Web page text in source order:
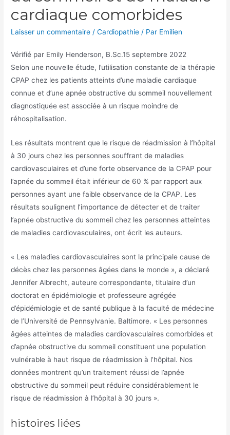
cardiaque comorbides
Laisser un commentaire /Cardiopathie / Par Emilien
Vérifié par Emily Henderson, B.Sc.15 septembre 2022
Selon une nouvelle étude, l’utilisation constante de la thérapie
CPAP chez les patients atteints d’une maladie cardiaque
connue et d’une apnée obstructive du sommeil nouvellement
diagnostiquée est associée à un risque moindre de
réhospitalisation.
Les résultats montrent que le risque de réadmission à l’hôpital
à 30 jours chez les personnes souffrant de maladies
cardiovasculaires et d’une forte observance de la CPAP pour
l’apnée du sommeil était inférieur de 60 % par rapport aux
personnes ayant une faible observance de la CPAP. Les
résultats soulignent l’importance de détecter et de traiter
l’apnée obstructive du sommeil chez les personnes atteintes
de maladies cardiovasculaires, ont écrit les auteurs.
« Les maladies cardiovasculaires sont la principale cause de
décès chez les personnes âgées dans le monde », a déclaré
Jennifer Albrecht, auteure correspondante, titulaire d’un
doctorat en épidémiologie et professeure agrégée
d’épidémiologie et de santé publique à la faculté de médecine
de l’Université de Pennsylvanie. Baltimore. « Les personnes
âgées atteintes de maladies cardiovasculaires comorbides et
d’apnée obstructive du sommeil constituent une population
vulnérable à haut risque de réadmission à l’hôpital. Nos
données montrent qu’un traitement réussi de l’apnée
obstructive du sommeil peut réduire considérablement le
risque de réadmission à l’hôpital à 30 jours ».
histoires liées